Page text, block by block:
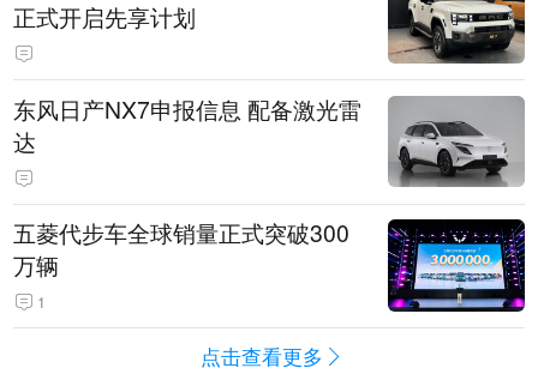
正式开启先享计划
东风日产NX7申报信息 配备激光雷
达
五菱代步车全球销量正式突破300
万辆
1
点击查看更多